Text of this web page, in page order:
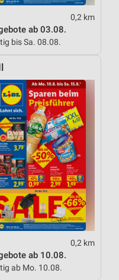
0,2 km
ab 03.08.
bis Sa. 08.08.
0,2 km
ab 10.08.
ab Mo. 10.08.